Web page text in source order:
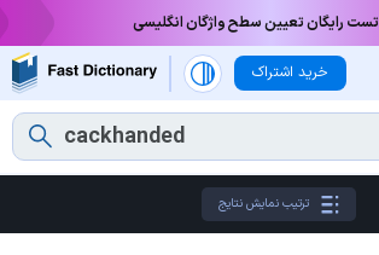
تست رایگان تعیین سطح واژگان انگلیسی
خرید اشتراک
ترتیب نمایش نتایج